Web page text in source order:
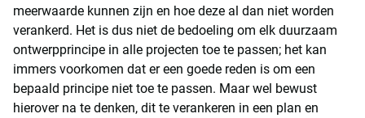
meerwaarde kunnen zijn en hoe deze al dan niet worden
verankerd. Het is dus niet de bedoeling om elk duurzaam
ontwerpprincipe in alle projecten toe te passen; het kan
immers voorkomen dat er een goede reden is om een
bepaald principe niet toe te passen. Maar wel bewust
hierover na te denken, dit te verankeren in een plan en